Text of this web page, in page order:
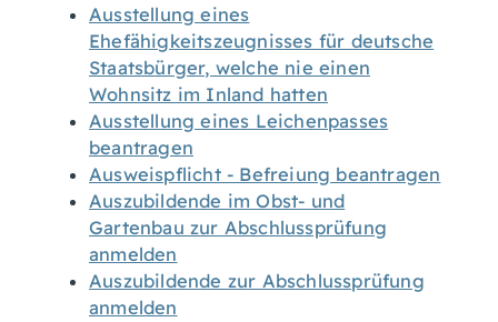
Ausstellung eines
Ehefähigkeitszeugnisses für deutsche
Staatsbürger, welche nie einen
Wohnsitz im Inland hatten
Ausstellung eines Leichenpasses
beantragen
Ausweispflicht - Befreiung beantragen
Auszubildende im Obst- und
Gartenbau zur Abschlussprüfung
anmelden
Auszubildende zur Abschlussprüfung
anmelden